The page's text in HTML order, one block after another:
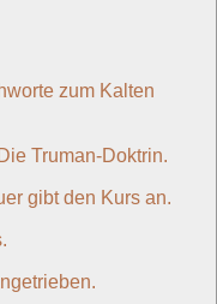
zum Kalten
Truman-Doktrin.
gibt den Kurs an.